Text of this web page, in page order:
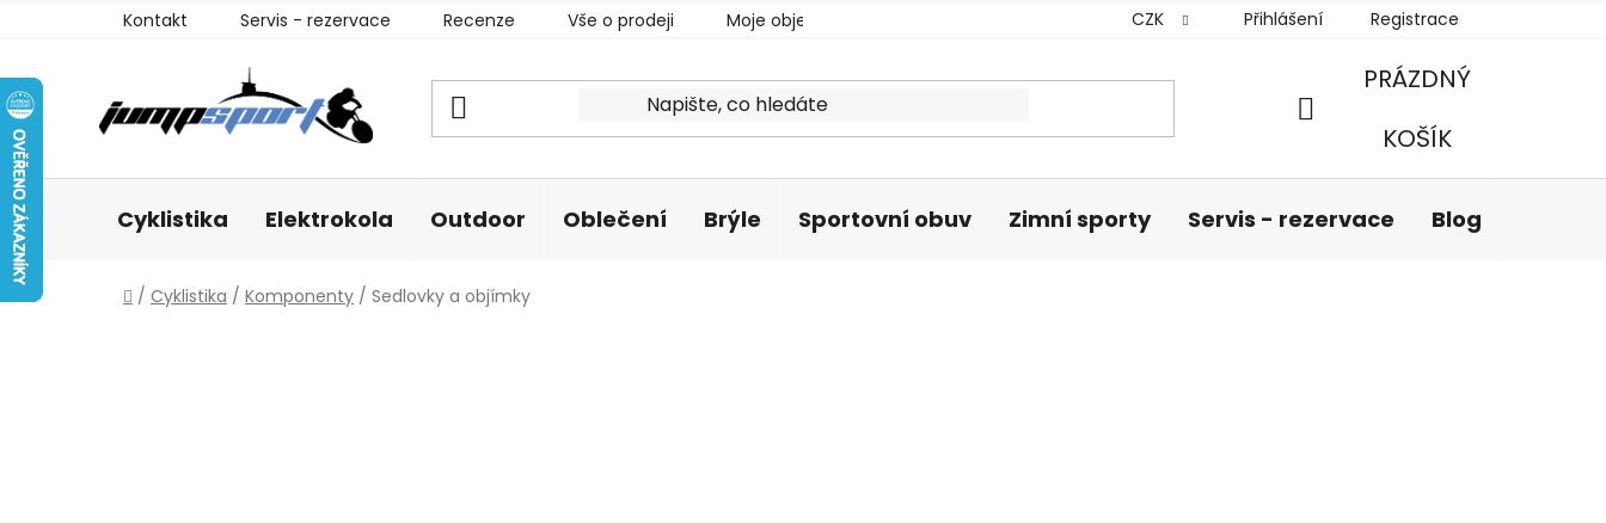
Kontakt Servis - rezervace Recenze Vše o prodeji Moje objednávka CZK Přihlášení Registrace
NÁKUPNÍ
PRÁZDNÝ
KOŠÍK
Cyklistika Elektrokola Outdoor Oblečení Brýle Sportovní obuv Zimní sporty Servis - rezervace Blog
Domů
/ Cyklistika / Komponenty / Sedlovky a objímky